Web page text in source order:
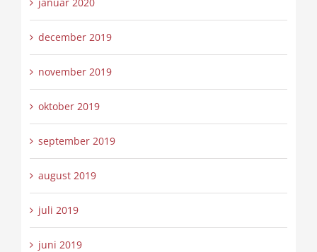
december 2019
november 2019
oktober 2019
september 2019
august 2019
juli 2019
juni 2019